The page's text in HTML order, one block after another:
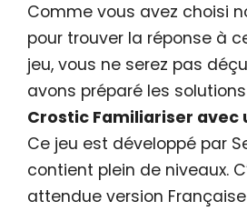
Comme vous avez choisi
pour trouver la réponse à
jeu, vous ne serez pas
avons préparé les
Crostic Familiariser avec
Ce jeu est développé par
contient plein de niveaux.
attendue version